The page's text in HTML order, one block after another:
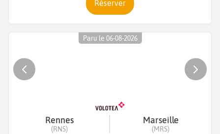
Réserver
Paru le 06-08-2026
Rennes
(RNS)
Marseille
(MRS)